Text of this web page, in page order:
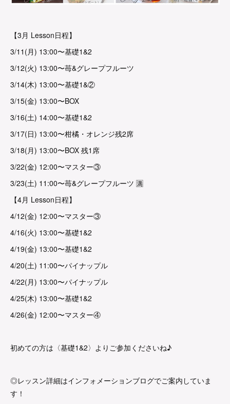
【3月 Lesson日程】
3/11(月) 13:00〜基礎1&2
3/12(火) 13:00〜苺&グレープフルーツ
3/14(木) 13:00〜基礎1&②
3/15(金) 13:00〜BOX
3/16(土) 14:00〜基礎1&2
3/17(日) 13:00〜柑橘・オレンジ残2席
3/18(月) 13:00〜BOX 残1席
3/22(金) 12:00〜マスター③
3/23(土) 11:00〜苺&グレープフルーツ 🈵
【4月 Lesson日程】
4/12(金) 12:00〜マスター③
4/16(火) 13:00〜基礎1&2
4/19(金) 13:00〜基礎1&2
4/20(土) 11:00〜パイナップル
4/22(月) 13:00〜パイナップル
4/25(木) 13:00〜基礎1&2
4/26(金) 12:00〜マスター④
初めての方は〈基礎1&2〉よりご参加くださいね♪
◎レッスン詳細はインフォメーションブログでご案内していま
す！